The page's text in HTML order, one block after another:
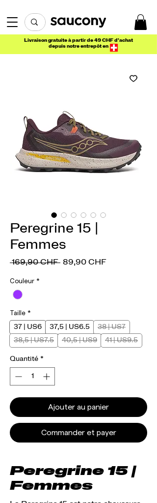
Livraison gratuite à partir de 49 CHF d'achat
depuis notre entrepôt en
Peregrine 15 |
Femmes
169,90 CHF Prix
89,90 CHFPrix
Couleur *
Taille *
37 | US6 37,5 | US6.5
38 | US7
38,5 | US7.5
40,5 | US9 41 | US9.5
Quantité *
Ajouter au panier
Commander et payer
Peregrine 15 |
Femmes